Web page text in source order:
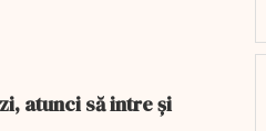
atunci să intre și